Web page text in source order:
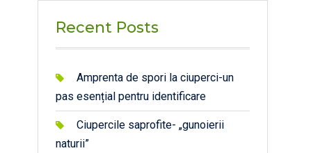
Recent Posts
Amprenta de spori la ciuperci-un
pas esențial pentru identificare
Ciupercile saprofite- „gunoierii
naturii”